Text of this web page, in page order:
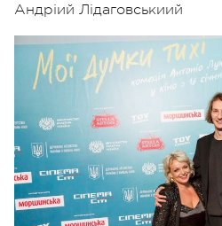
Андріий Лідаговськиий